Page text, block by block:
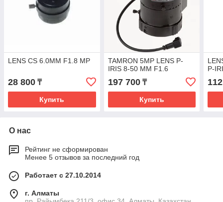
LENS CS 6.0MM F1.8 MP
28 800 ₸
Купить
TAMRON 5MP LENS P-
IRIS 8-50 MM F1.6
197 700₸
Купить
P-
О нас
Рейтинг не сформирован
Менее 5 отзывов за последний год
Работает с 27.10.2014
г. Алматы